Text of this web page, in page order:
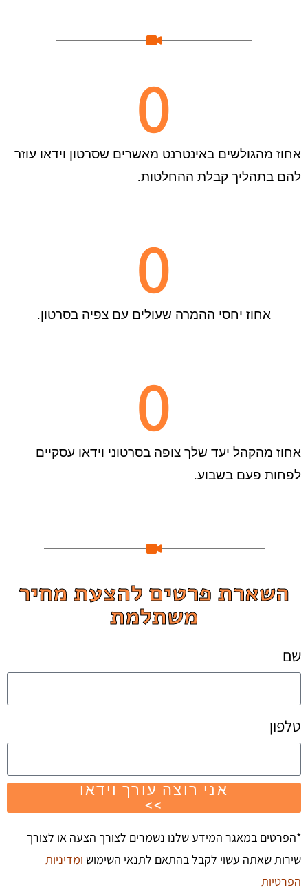
אחוז מהגולשים באינטרנט מאשרים שסרטון וידאו עוזר
להם בתהליך קבלת ההחלטות.
0
אחוז יחסי ההמרה שעולים עם צפיה בסרטון.
0
אחוז מהקהל יעד שלך צופה בסרטוני וידאו עסקיים
לפחות פעם בשבוע.
0
השארת פרטים להצעת מחיר
משתלמת
שם
טלפון
אני רוצה עורך וידאו
>>
*הפרטים במאגר המידע שלנו נשמרים לצורך הצעה או לצורך
שירות שאתה עשוי לקבל בהתאם לתנאי השימוש ומדיניות
הפרטיות